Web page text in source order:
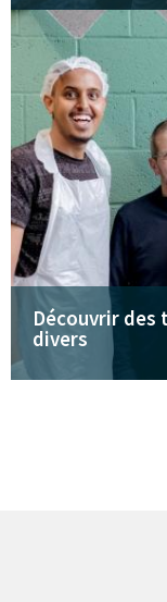
Découvrir
divers